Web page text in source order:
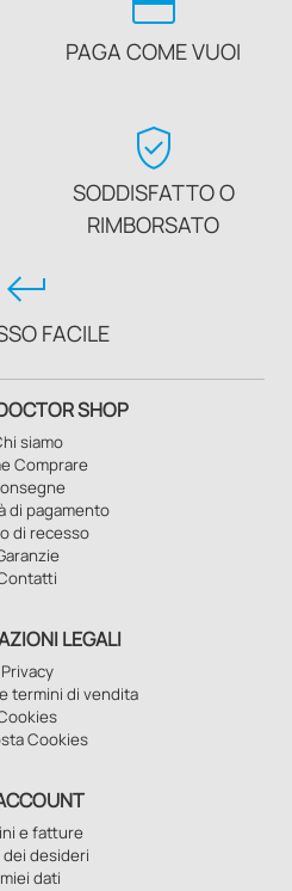
PAGA COME VUOI
verified_user
SODDISFATTO O
RIMBORSATO
keyboard_return
FACILE
SHOP
siamo
Comprare
di pagamento
di recesso
LEGALI
Privacy
termini di vendita
Cookies
e fatture
dei desideri
dati